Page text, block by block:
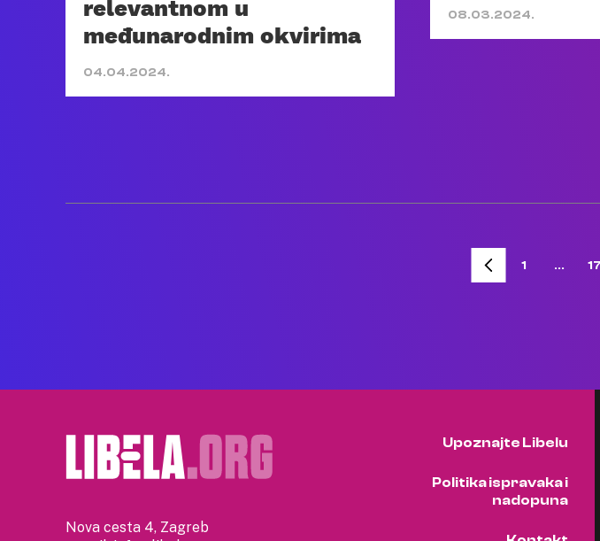
relevantnom u
međunarodnim okvirima
04.04.2024.
08.03.2024.
1 … 17
Nova cesta 4, Zagreb
Upoznajte Libelu
Politika ispravaka i
nadopuna